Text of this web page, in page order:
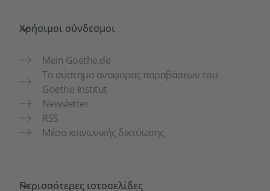
Χρήσιμοι σύνδεσμοι
Mein Goethe.de
Το σύστημα αναφοράς παραβάσεων του
Goethe-Institut
Newsletter
RSS
Μέσα κοινωνικής δικτύωσης
Περισσότερες ιστοσελίδες